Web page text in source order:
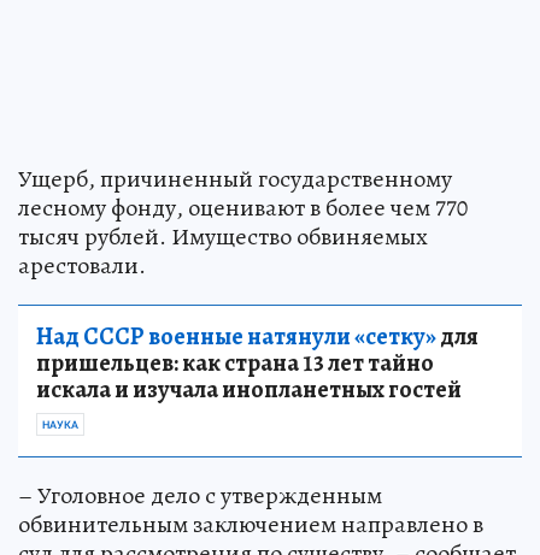
Ущерб, причиненный государственному
лесному фонду, оценивают в более чем 770
тысяч рублей. Имущество обвиняемых
арестовали.
Над СССР военные натянули «сетку»для
пришельцев: как страна 13 лет тайно
искала и изучала инопланетных гостей
НАУКА
– Уголовное дело с утвержденным
обвинительным заключением направлено в